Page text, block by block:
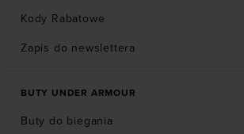
Kody Rabatowe
Zapis do newslettera
BUTY UNDER ARMOUR
Buty do biegania